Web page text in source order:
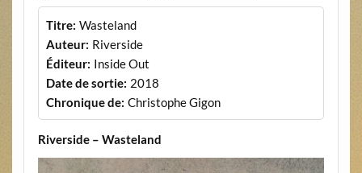
Titre: Wasteland
Auteur: Riverside
Éditeur: Inside Out
Date de sortie: 2018
Chronique de: Christophe Gigon
Riverside – Wasteland